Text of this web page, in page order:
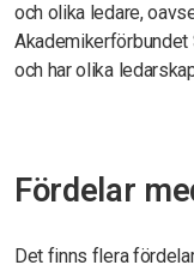
och olika ledare,
Akademikerförbundet
och har olika
Fördelar
Det finns flera